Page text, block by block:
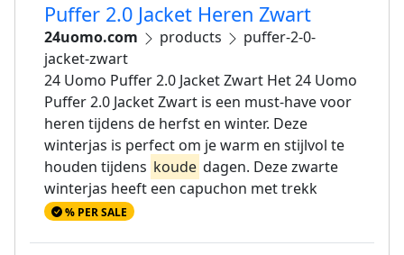
Puffer 2.0 Jacket Heren Zwart
24uomo.com products
puffer-2-0-
jacket-zwart
24 Uomo Puffer 2.0 Jacket Zwart Het 24 Uomo
Puffer 2.0 Jacket Zwart is een must-have voor
heren tijdens de herfst en winter. Deze
winterjas is perfect om je warm en stijlvol te
houden tijdens koude dagen. Deze zwarte
winterjas heeft een capuchon met trekk
% PER SALE